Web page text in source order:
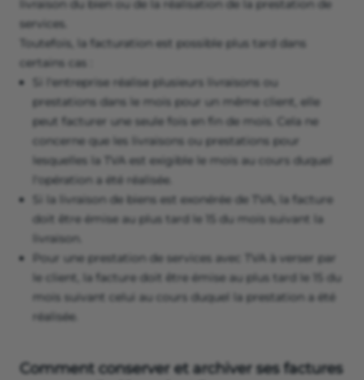
livraison du bien ou de la réalisation de la prestation de
services.
Toutefois, la facturation est possible plus tard dans
certains cas :
Si l'entreprise réalise plusieurs livraisons ou
prestations dans le mois pour un même client, elle
peut facturer une seule fois en fin de mois. Cela ne
concerne que les livraisons ou prestations pour
lesquelles la TVA est exigible le mois au cours duquel
l'opération a été réalisée.
Si la livraison de biens est exonérée de TVA, la facture
doit être émise au plus tard le 15 du mois suivant la
livraison.
Pour une prestation de services avec TVA à verser par
le client, la facture doit être émise au plus tard le 15 du
mois suivant celui au cours duquel la prestation a été
réalisée.
Comment conserver et archiver ses factures